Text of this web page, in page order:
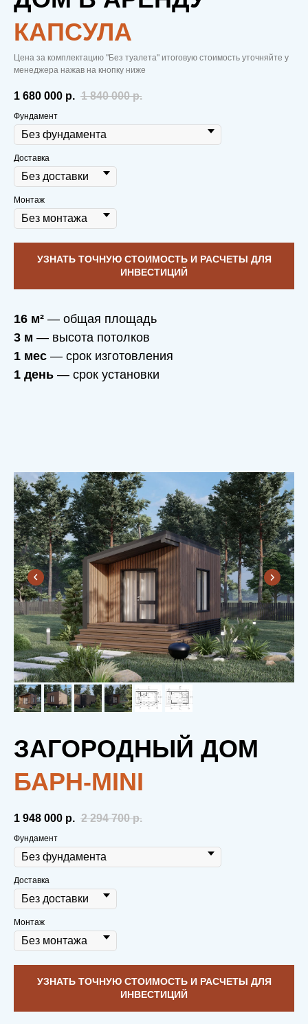
КАПСУЛА
Цена за комплектацию "Без туалета" итоговую стоимость уточняйте у
менеджера нажав на кнопку ниже
1 680 000 р. 1 840 000 р.
Фундамент
Доставка
Монтаж
УЗНАТЬ ТОЧНУЮ СТОИМОСТЬ И РАСЧЕТЫ ДЛЯ
ИНВЕСТИЦИЙ
16 м² — общая площадь
3 м — высота потолков
1 мес — срок изготовления
1 день — срок установки
ЗАГОРОДНЫЙ ДОМ
БАРН-MINI
1 948 000 р. 2 294 700 р.
Фундамент
Доставка
Монтаж
УЗНАТЬ ТОЧНУЮ СТОИМОСТЬ И РАСЧЕТЫ ДЛЯ
ИНВЕСТИЦИЙ